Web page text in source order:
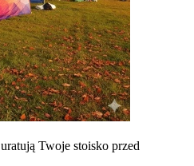
Twoje stoisko przed